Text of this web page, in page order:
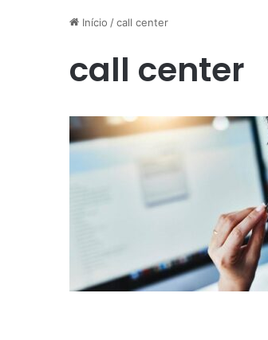
Início /call center
call center